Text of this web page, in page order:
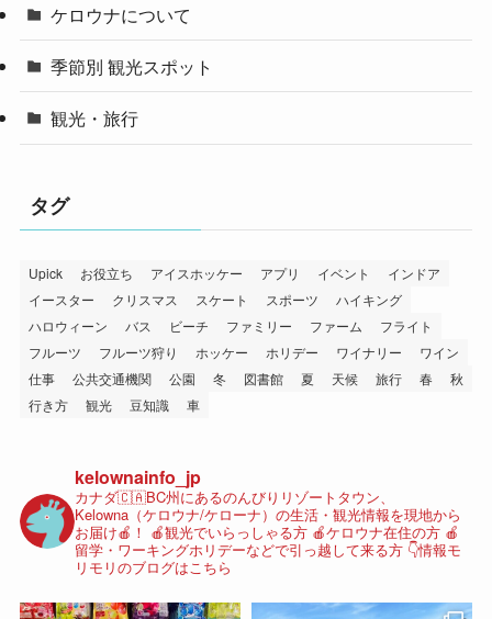
ケロウナについて
季節別 観光スポット
観光・旅行
タグ
Upick お役立ち アイスホッケー アプリ イベント
インドア
イースター
クリスマス スケート スポーツ
ハイキング
ハロウィーン
バス ビーチ ファミリー ファーム
フライト
フルーツ
フルーツ狩り ホッケー ホリデー ワイナリー
ワイン
仕事
公共交通機関 公園 冬 図書館 夏 天候 旅行 春
秋
行き方
観光 豆知識 車
kelownainfo_jp
カナダ🇨🇦BC州にあるのんびりリゾートタウン、
Kelowna（ケロウナ/ケローナ）の生活・観光情報を現地から
お届け🍎！ 🍎観光でいらっしゃる方🍎ケロウナ在住の方🍎
留学・ワーキングホリデーなどで引っ越して来る方👇情報モ
リモリのブログはこちら